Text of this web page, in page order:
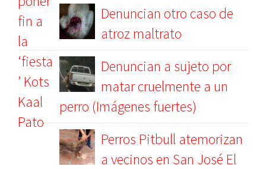
Denuncian otro caso de
atroz maltrato
Denuncian a sujeto por
matar cruelmente a un
perro (Imágenes fuertes)
Perros Pitbull atemorizan
a vecinos en San José El